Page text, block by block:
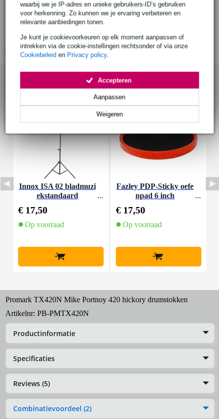
waarbij we je IP-adres en unieke gebruikers-ID’s gebruiken
voor herkenning. Zo kunnen we je ervaring verbeteren en
relevante aanbiedingen tonen.
Je kunt je cookievoorkeuren op elk moment aanpassen of
intrekken via de cookie-instellingen rechtsonder of via onze
Cookiebeleid en Privacy policy.
Weigeren
Aanpassen
Accepteren
1 paar houten drumstokken
Pro mark type: S
nylon tip
Bekijk alle productspecificaties
Innox ISA 02 bladmuzi
ekstandaard
€ 17,50
Op voorraad
+
Fazley PDP-Sticky oefe
npad 6 inch
€ 17,50
Op voorraad
+
Promark TX420N Mike Portnoy 420 hickory drumstokken
Artikelnr: PB-PMTX420N
Productinformatie
Specificaties
Reviews (5)
Combinatievoordeel (2)